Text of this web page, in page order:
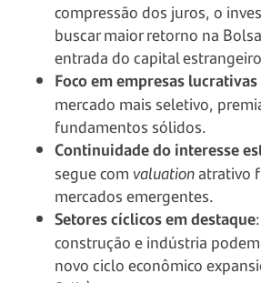
compressão dos juros, o
buscar maior retorno na
entrada do capital
Foco em empresas
mercado mais seletivo,
fundamentos sólidos.
Continuidade do interesse
segue com valuationatrativo
mercados emergentes.
Setores cíclicos em destaque
construção e indústria
novo ciclo econômico